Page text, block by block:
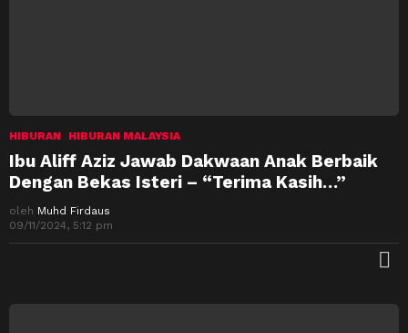
HIBURAN HIBURAN MALAYSIA
Ibu Aliff Aziz Jawab Dakwaan Anak Berbaik
Dengan Bekas Isteri – “Terima Kasih…”
oleh Muhd Firdaus
09/11/2024, 5:12 pm